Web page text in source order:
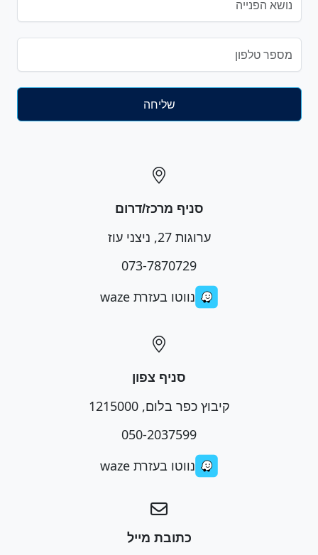
סניף מרכז/דרום
ערוגות 27, ניצני עוז
073-7870729
נווטו בעזרת waze
סניף צפון
קיבוץ כפר בלום, 1215000
050-2037599
נווטו בעזרת waze
כתובת מייל